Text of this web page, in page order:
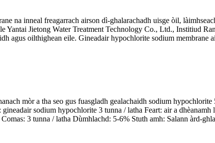
na inneal freagarrach airson dì-ghalarachadh uisge òil,
Yantai Jietong Water Treatment Technology Co., Ltd., Institiud
agus oilthighean eile. Gineadair hypochlorite sodium membrane
mòr a tha seo gus fuasgladh gealachaidh sodium
sodium hypochlorite 3 tunna / latha Feart: air a dhèanamh
3 tunna / latha Dùmhlachd: 5-6% Stuth amh: Salann àrd-